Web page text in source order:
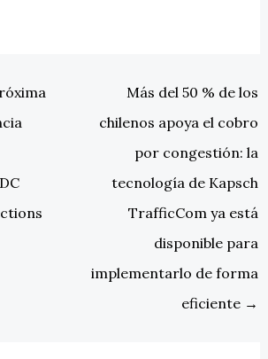
Más del 50 % de los
chilenos apoya el cobro
por congestión: la
tecnología de Kapsch
TrafficCom ya está
disponible para
implementarlo de forma
eficiente →